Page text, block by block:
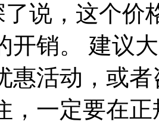
了说，这个价
开销。 建议
惠活动，或
，一定要在